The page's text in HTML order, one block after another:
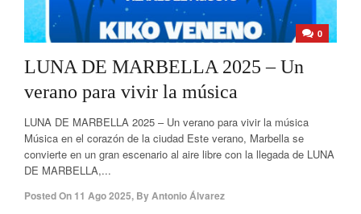
0
LUNA DE MARBELLA 2025 – Un
verano para vivir la música
LUNA DE MARBELLA 2025 – Un verano para vivir la música
Música en el corazón de la ciudad Este verano, Marbella se
convierte en un gran escenario al aire libre con la llegada de LUNA
DE MARBELLA,...
Posted On 11 Ago 2025, ByAntonio Álvarez